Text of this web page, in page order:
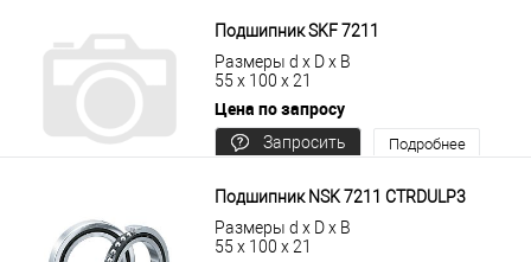
Подшипник SKF 7211
Размеры d x D x B
55 x 100 x 21
Цена по запросу
Запросить
Подробнее
Подшипник NSK 7211 CTRDULP3
Размеры d x D x B
55 x 100 x 21